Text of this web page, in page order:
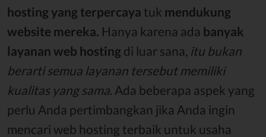
hosting yang terpercaya tuk mendukung
website mereka. Hanya karena ada banyak
layanan web hosting di luar sana, itu bukan
berarti semua layanan tersebut memiliki
kualitas yang sama. Ada beberapa aspek yang
perlu Anda pertimbangkan jika Anda ingin
mencari web hosting terbaik untuk usaha